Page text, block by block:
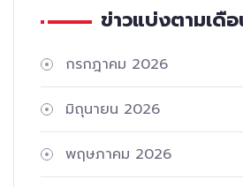
ข่าวแบ่งตามเดื
กรกฎาคม 2026
มิถุนายน 2026
พฤษภาคม 2026